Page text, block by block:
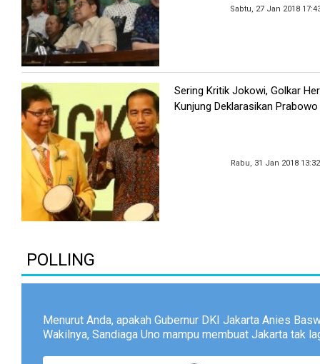
Sabtu, 27 Jan 2018
Sering Kritik Jokowi, Golkar
Kunjung Deklarasikan
Rabu, 31 Jan 2018
POLLING
Menurut Anda, apakah Gubernur DKI Jakarta Anies
Wakilnya, Sandiaga Uno mampu membuat Jakarta tak